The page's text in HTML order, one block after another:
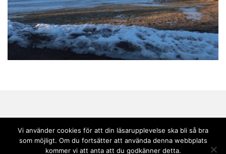
Copyright © 2020 Andebark | Tema avColorlibdrivs med WordPress
Vi använder cookies för att din läsarupplevelse ska bli så bra
som möjligt. Om du fortsätter att använda denna webbplats
kommer vi att anta att du godkänner detta.